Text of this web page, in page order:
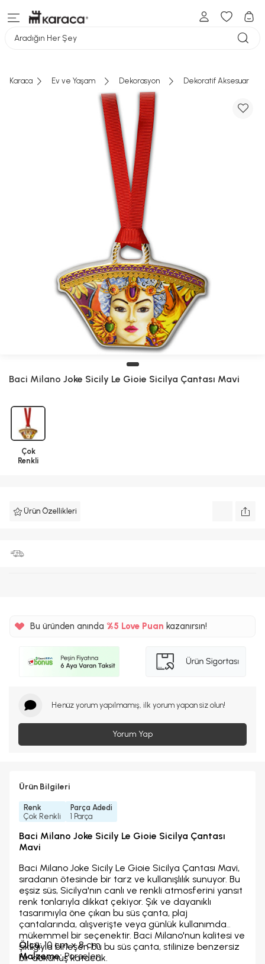
Aradığın Her Şey
Karaca Ev ve Yaşam Dekorasyon Dekoratif Aksesuar
Baci Milano Joke Sicily Le Gioie Sicilya Çantası Mavi
Çok
Renkli
Ürün Özellikleri
Bu üründen anında %5
%5
Love Puan kazanırsın!
Henüz yorum yapılmamış, ilk yorum yapan siz olun!
Yorum Yap
Ürün Bilgileri
Renk
Çok Renkli
Parça Adedi
1 Parça
Baci Milano Joke Sicily Le Gioie Sicilya Çantası
Mavi
Baci Milano Joke Sicily Le Gioie Sicilya Çantası Mavi,
sıradanın ötesinde bir tarz ve kullanışlılık sunuyor. Bu
eşsiz süs, Sicilya'nın canlı ve renkli atmosferini yansıt
renk tonlarıyla dikkat çekiyor. Şık ve dayanıklı
tasarımıyla öne çıkan bu süs çanta, plaj
çantalarında, alışverişte veya günlük kullanımda
mükemmel bir seçenektir. Baci Milano'nun kalitesi ve
şıklığıyla birleşen bu bu süs çanta, stilinize benzersiz
bir dokunuş katacak.
Ölçü:10 cm x 8 cm
Malzeme:Porselen